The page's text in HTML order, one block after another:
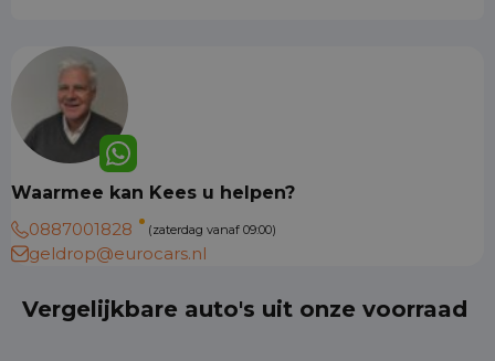
Waarmee kan Kees u helpen?
0887001828
(zaterdag vanaf 09:00)
geldrop@eurocars.nl
Vergelijkbare auto's uit onze voorraad